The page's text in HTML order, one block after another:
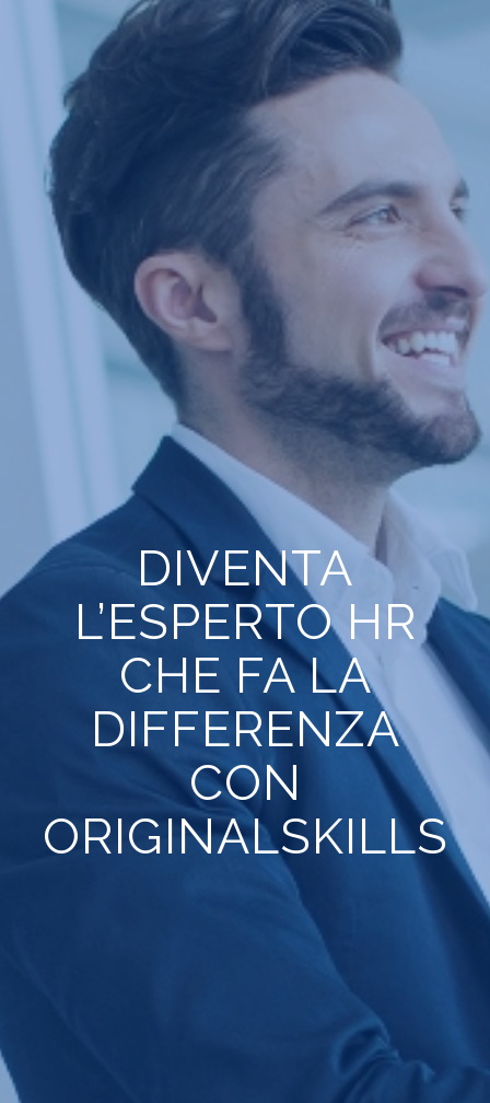
DIVENTA
L’ESPERTO HR
CHE FA LA
DIFFERENZA
CON
ORIGINALSKILLS